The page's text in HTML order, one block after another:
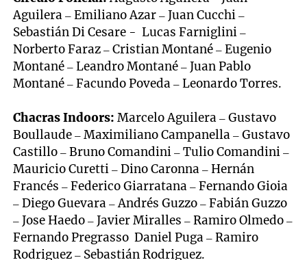
Aguilera – Emiliano Azar – Juan Cucchi –
Sebastián Di Cesare - Lucas Farniglini –
Norberto Faraz – Cristian Montané – Eugenio
Montané – Leandro Montané – Juan Pablo
Montané – Facundo Poveda – Leonardo Torres.
Chacras Indoors: Marcelo Aguilera – Gustavo
Boullaude – Maximiliano Campanella – Gustavo
Castillo – Bruno Comandini – Tulio Comandini –
Mauricio Curetti – Dino Caronna – Hernán
Francés – Federico Giarratana – Fernando Gioia
– Diego Guevara – Andrés Guzzo – Fabián Guzzo
– Jose Haedo – Javier Miralles – Ramiro Olmedo –
Fernando Pregrasso Daniel Puga – Ramiro
Rodriguez – Sebastián Rodriguez.